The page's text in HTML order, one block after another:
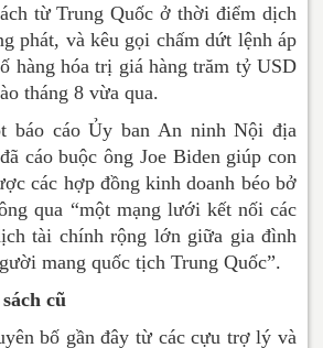
từ Trung Quốc ở thời điểm dịch
phát, và kêu gọi chấm dứt lệnh áp
hàng hóa trị giá hàng trăm tỷ USD
tháng 8 vừa qua.
báo cáo Ủy ban An ninh Nội địa
cáo buộc ông Joe Biden giúp con
các hợp đồng kinh doanh béo bở
qua “một mạng lưới kết nối các
tài chính rộng lớn giữa gia đình
mang quốc tịch Trung Quốc”.
cũ
bố gần đây từ các cựu trợ lý và